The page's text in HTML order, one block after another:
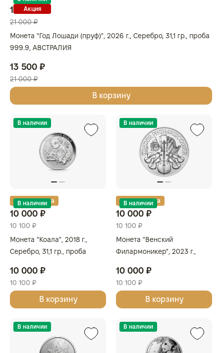
Акция
13 500 ₽
21 000 ₽
Монета "Год Лошади (пруф)", 2026 г., Серебро, 31,1 гр., проба
999.9, АВСТРАЛИЯ
13 500 ₽
21 000 ₽
В корзину
В наличии
Золотая карта
В наличии
10 000 ₽
10 100 ₽
Монета "Коала", 2018 г.,
Серебро, 31,1 гр., проба
10 000 ₽
10 100 ₽
В корзину
В наличии
Золотая карта
В наличии
10 000 ₽
10 100 ₽
Монета "Венский
Филармоникер", 2023 г.,
9999, АВСТРИЯ
10 000 ₽
10 100 ₽
В корзину
В наличии В наличии